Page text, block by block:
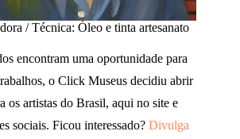
/ Técnica: Óleo e tinta artesanato
encontram uma oportunidade para
o Click Museus decidiu abrir
os artistas do Brasil, aqui no site e
sociais. Ficou interessado? Divulga